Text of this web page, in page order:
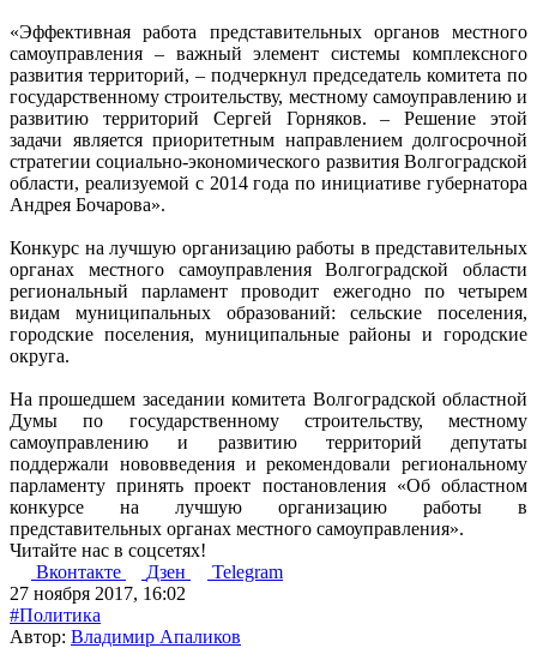
«Эффективная работа представительных органов местного
самоуправления – важный элемент системы комплексного
развития территорий, – подчеркнул председатель комитета по
государственному строительству, местному самоуправлению и
развитию территорий Сергей Горняков. – Решение этой
задачи является приоритетным направлением долгосрочной
стратегии социально-экономического развития Волгоградской
области, реализуемой с 2014 года по инициативе губернатора
Андрея Бочарова».
Конкурс на лучшую организацию работы в представительных
органах местного самоуправления Волгоградской области
региональный парламент проводит ежегодно по четырем
видам муниципальных образований: сельские поселения,
городские поселения, муниципальные районы и городские
округа.
На прошедшем заседании комитета Волгоградской областной
Думы по государственному строительству, местному
самоуправлению и развитию территорий депутаты
поддержали нововведения и рекомендовали региональному
парламенту принять проект постановления «Об областном
конкурсе на лучшую организацию работы в
представительных органах местного самоуправления».
Читайте нас в соцсетях!
Вконтакте
Дзен
Telegram
27 ноября 2017, 16:02
#Политика
Автор: Владимир Апаликов